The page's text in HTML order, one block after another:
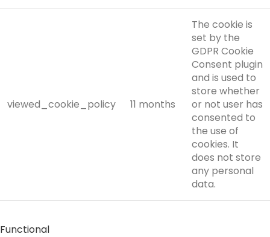
viewed_cookie_policy 11 months
The cookie is
set by the
GDPR Cookie
Consent plugin
and is used to
store whether
or not user has
consented to
the use of
cookies. It
does not store
any personal
data.
Functional